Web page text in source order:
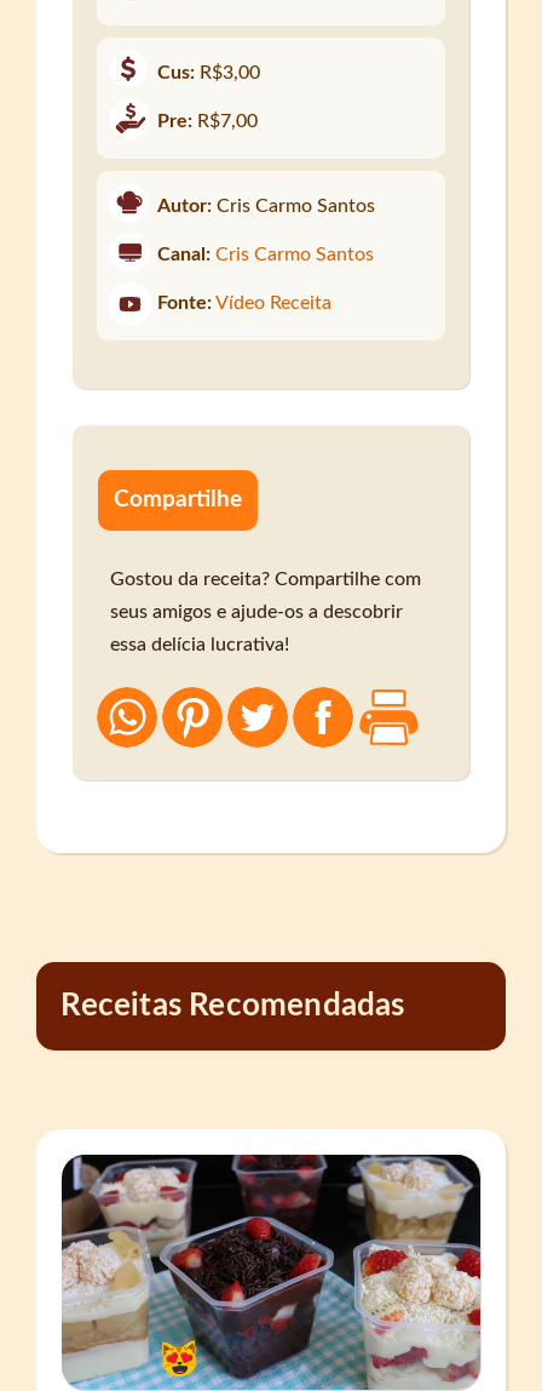
Cus: R$3,00
Pre: R$7,00
Autor: Cris Carmo Santos
Canal: Cris Carmo Santos
Fonte: Vídeo Receita
Compartilhe
Gostou da receita? Compartilhe com
seus amigos e ajude-os a descobrir
essa delícia lucrativa!
Receitas Recomendadas